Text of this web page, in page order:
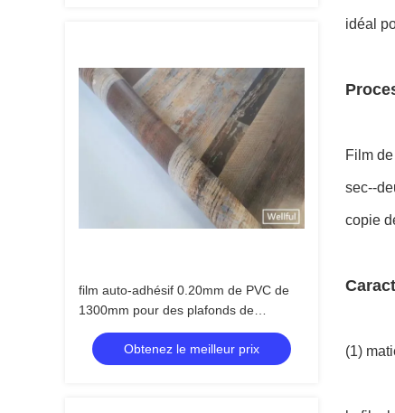
film auto-adhésif 0.20mm de PVC de
1300mm pour des plafonds de
panneaux de mur
Obtenez le meilleur prix
idéal
Film
sec--
copie
(1)